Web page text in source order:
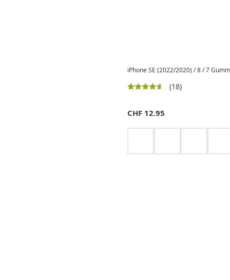
iPhone SE (2022/2020) / 8 / 7
(18)
CHF 12.95